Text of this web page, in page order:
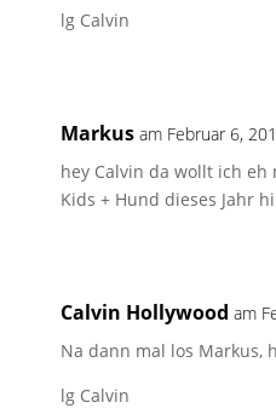
lg Calvin
Markus am Februar 6,
hey Calvin da wollt ich
Kids + Hund dieses Jahr
Calvin Hollywood am
Na dann mal los Markus,
lg Calvin